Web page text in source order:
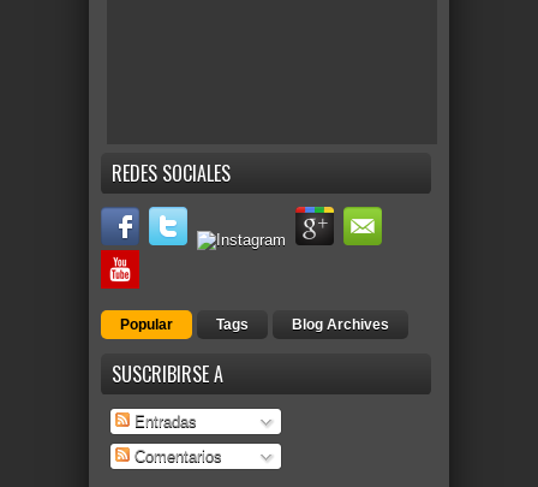
REDES SOCIALES
Popular Tags Blog Archives
SUSCRIBIRSE A
Entradas
Comentarios